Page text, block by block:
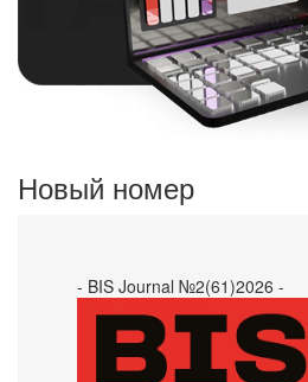
Новый номер
- BIS Journal №2(61)2026 -